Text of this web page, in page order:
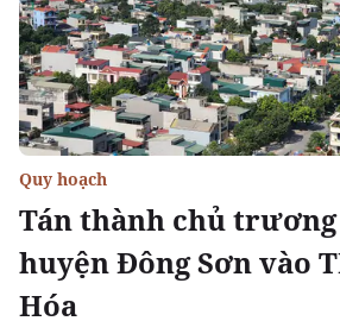
Tán thành chủ trương
huyện Đông Sơn vào
Hóa
Quy hoạch